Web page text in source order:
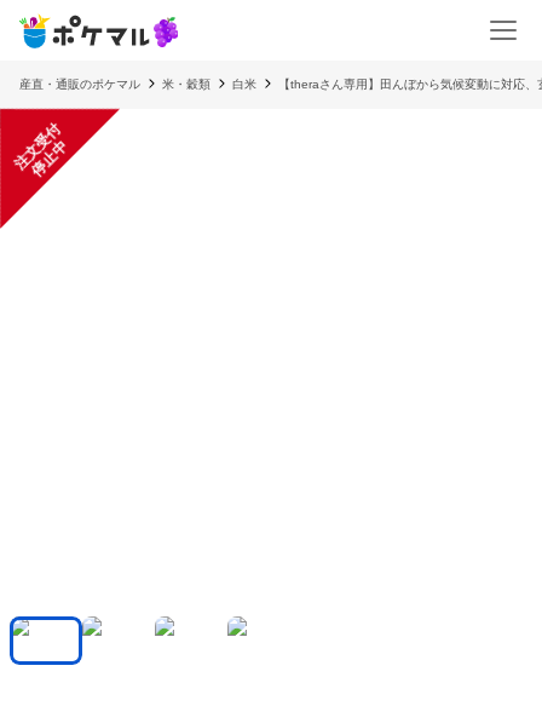
産直・通販のポケマル 米・穀類 白米 【theraさん専用】田んぼから気候変動に対応
注
文
受
付
停
止
中